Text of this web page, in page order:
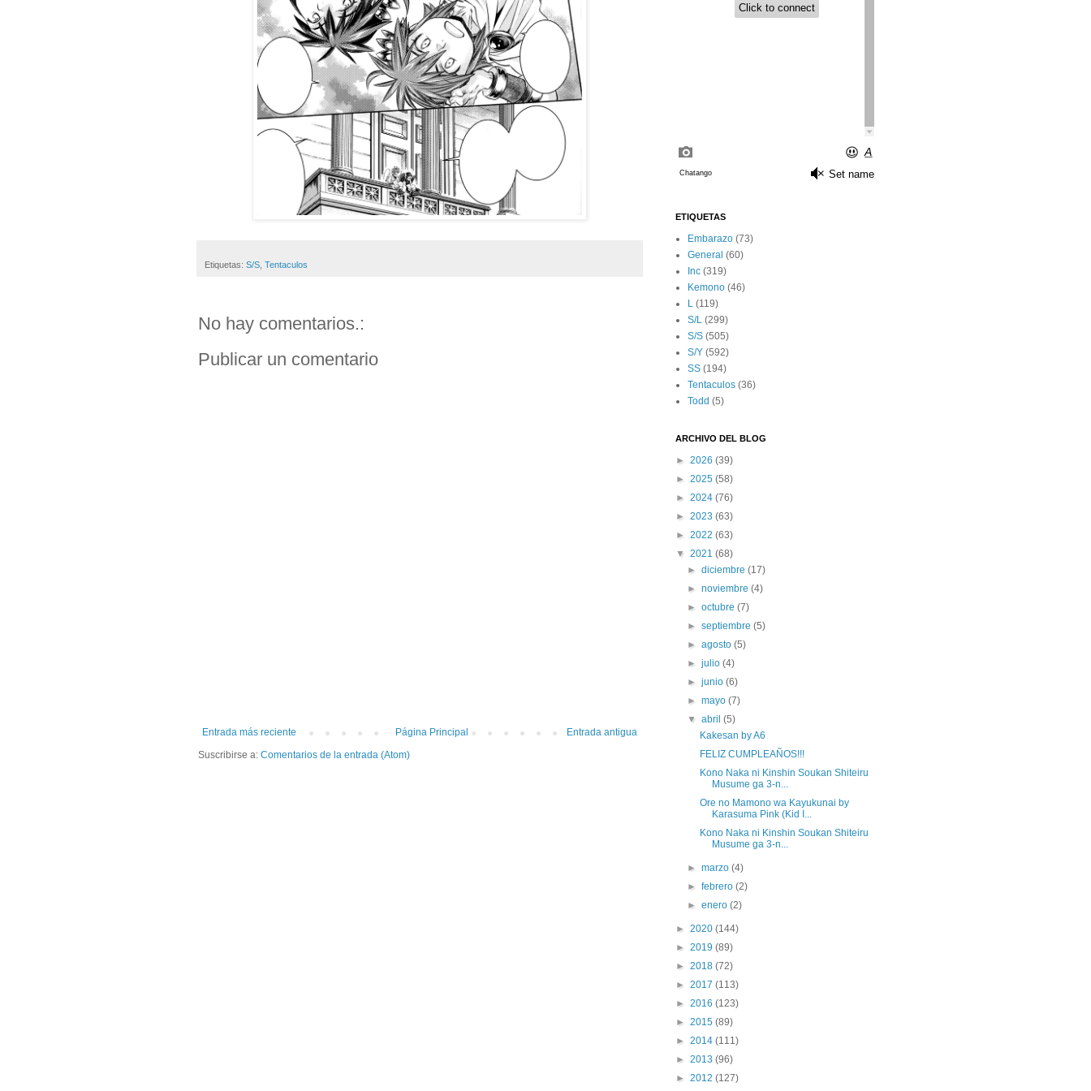
Etiquetas: S/S, Tentaculos
No hay comentarios.:
Publicar un comentario
Entrada más reciente Entrada antigua
Página Principal
Suscribirse a: Comentarios de la entrada (Atom)
ETIQUETAS
Embarazo (73)
General (60)
Inc (319)
Kemono (46)
L (119)
S/L (299)
S/S (505)
S/Y (592)
SS (194)
Tentaculos (36)
Todd (5)
ARCHIVO DEL BLOG
► 2026 (39)
► 2025 (58)
► 2024 (76)
► 2023 (63)
► 2022 (63)
▼ 2021 (68)
►diciembre(17)
►noviembre(4)
►octubre(7)
►septiembre(5)
►agosto(5)
►julio(4)
►junio(6)
►mayo(7)
▼abril(5)
Kakesan by A6
FELIZ CUMPLEAÑOS!!!
Kono Naka ni Kinshin Soukan Shiteiru
Musume ga 3-n...
Ore no Mamono wa Kayukunai by
Karasuma Pink (Kid I...
Kono Naka ni Kinshin Soukan Shiteiru
Musume ga 3-n...
►marzo(4)
►febrero(2)
►enero(2)
► 2020 (144)
► 2019 (89)
► 2018 (72)
► 2017 (113)
► 2016 (123)
► 2015 (89)
► 2014 (111)
► 2013 (96)
► 2012 (127)